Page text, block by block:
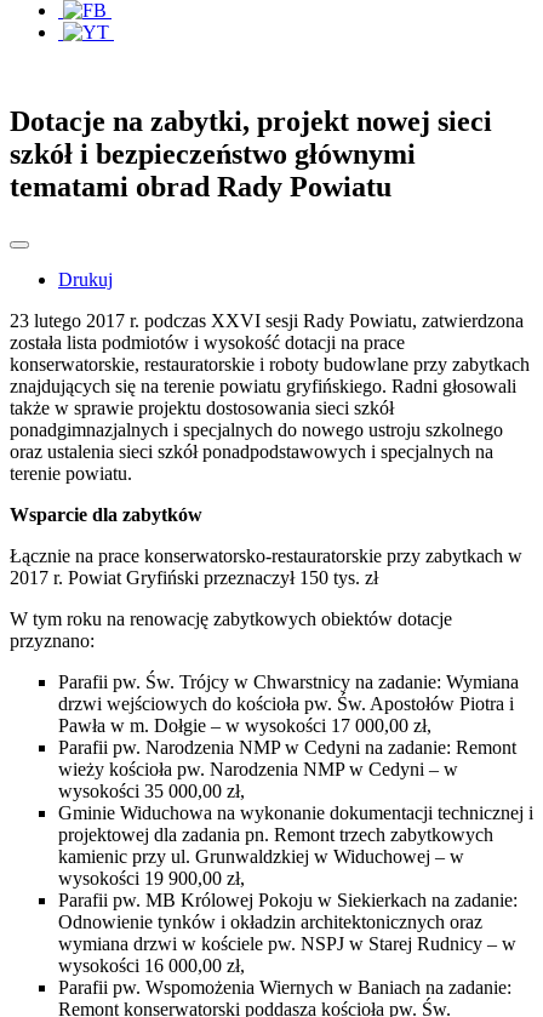
Dotacje na zabytki, projekt nowej sieci
szkół i bezpieczeństwo głównymi
tematami obrad Rady Powiatu
Drukuj
23 lutego 2017 r. podczas XXVI sesji Rady Powiatu, zatwierdzona
została lista podmiotów i wysokość dotacji na prace
konserwatorskie, restauratorskie i roboty budowlane przy zabytkach
znajdujących się na terenie powiatu gryfińskiego. Radni głosowali
także w sprawie projektu dostosowania sieci szkół
ponadgimnazjalnych i specjalnych do nowego ustroju szkolnego
oraz ustalenia sieci szkół ponadpodstawowych i specjalnych na
terenie powiatu.
Wsparcie dla zabytków
Łącznie na prace konserwatorsko-restauratorskie przy zabytkach w
2017 r. Powiat Gryfiński przeznaczył 150 tys. zł
W tym roku na renowację zabytkowych obiektów dotacje
przyznano:
Parafii pw. Św. Trójcy w Chwarstnicy na zadanie: Wymiana
drzwi wejściowych do kościoła pw. Św. Apostołów Piotra i
Pawła w m. Dołgie – w wysokości 17 000,00 zł,
Parafii pw. Narodzenia NMP w Cedyni na zadanie: Remont
wieży kościoła pw. Narodzenia NMP w Cedyni – w
wysokości 35 000,00 zł,
Gminie Widuchowa na wykonanie dokumentacji technicznej i
projektowej dla zadania pn. Remont trzech zabytkowych
kamienic przy ul. Grunwaldzkiej w Widuchowej – w
wysokości 19 900,00 zł,
Parafii pw. MB Królowej Pokoju w Siekierkach na zadanie:
Odnowienie tynków i okładzin architektonicznych oraz
wymiana drzwi w kościele pw. NSPJ w Starej Rudnicy – w
wysokości 16 000,00 zł,
Parafii pw. Wspomożenia Wiernych w Baniach na zadanie:
Remont konserwatorski poddasza kościoła pw. Św.